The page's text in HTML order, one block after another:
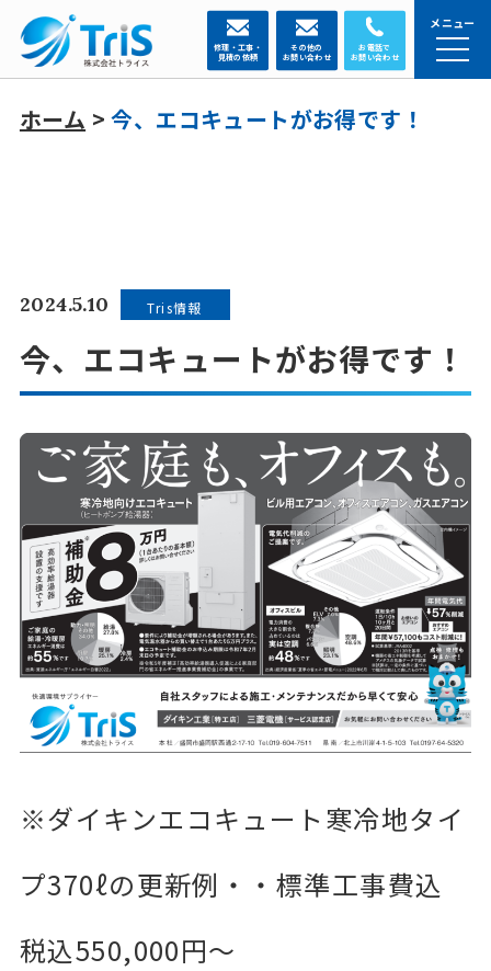
修理・工事・
見積の依頼
その他の
お問い合わせ
お電話で
お問い合わせ
メニュー
ホーム >今、エコキュートがお得です！
2024.5.10 Tris情報
今、エコキュートがお得です！
※ダイキンエコキュート寒冷地タイ
プ370ℓの更新例・・標準工事費込
税込550,000円～